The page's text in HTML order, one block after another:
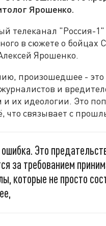
Ярошенко.
телеканал "Россия-
в сюжете о
Ярошенко.
произошедшее - это
и
и их идеологии. Это
что связывает с
Это
за требованием
которые не просто